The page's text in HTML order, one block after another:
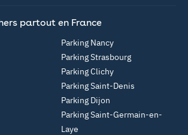
partout en France
Parking Nancy
Parking Strasbourg
Parking Clichy
Parking Saint-Denis
Parking Dijon
Parking Saint-Germain-en-
Laye